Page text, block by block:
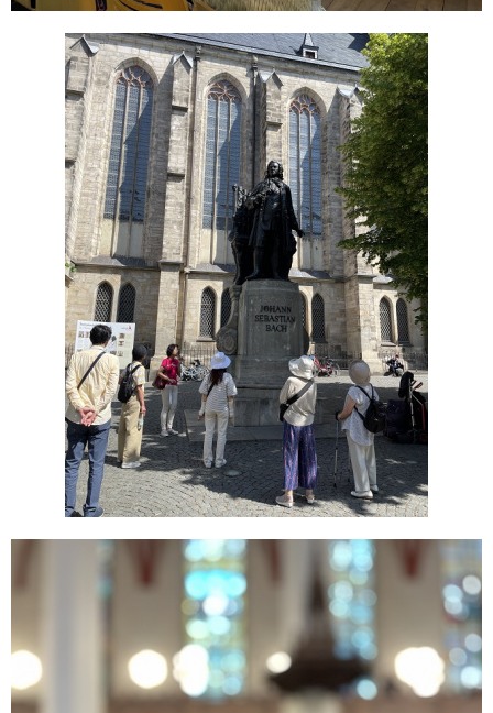
ヨーロッパ夏の音楽祭 30
お知らせ
講師同行ツアー
Andanteたより
おすすめ情報
海外からのレポート
オンラインツアー
ウィーン・フィル ニューイヤーコンサート
作曲家シリーズ
9
ショパン国際ピアノコンクール 8
バッハへの旅 7